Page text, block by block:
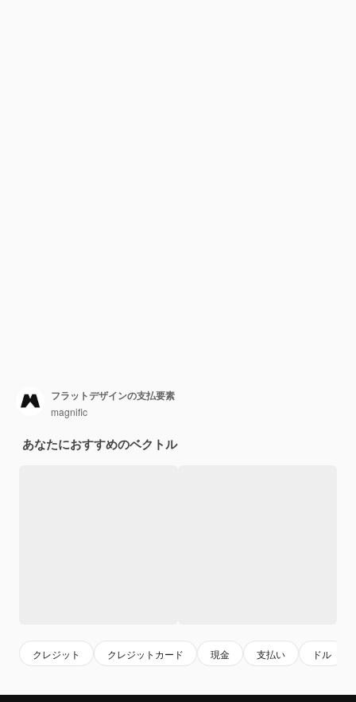
フラットデザインの支払要素
magnific
あなたにおすすめのベクトル
クレジット クレジットカード 現金 支払い ドル